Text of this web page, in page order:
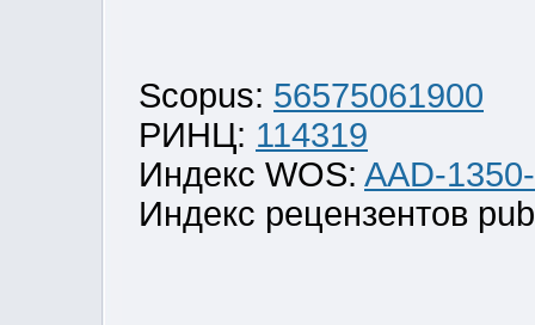
Scopus: 56575061900
РИНЦ: 114319
Индекс WOS: AAD-
Индекс рецензентов